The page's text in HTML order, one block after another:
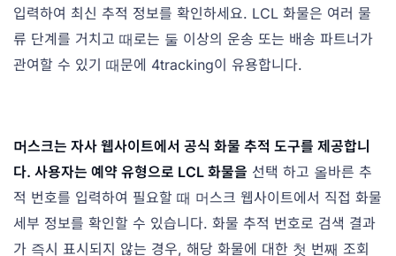
입력하여 최신 추적 정보를 확인하세요. LCL 화물은 여러 물
류 단계를 거치고 때로는 둘 이상의 운송 또는 배송 파트너가
관여할 수 있기 때문에 4tracking이 유용합니다.
머스크는 자사 웹사이트에서 공식 화물 추적 도구를 제공합니
다. 사용자는 예약 유형으로 LCL 화물을 선택 하고 올바른 추
적 번호를 입력하여 필요할 때 머스크 웹사이트에서 직접 화물
세부 정보를 확인할 수 있습니다. 화물 추적 번호로 검색 결과
가 즉시 표시되지 않는 경우, 해당 화물에 대한 첫 번째 조회